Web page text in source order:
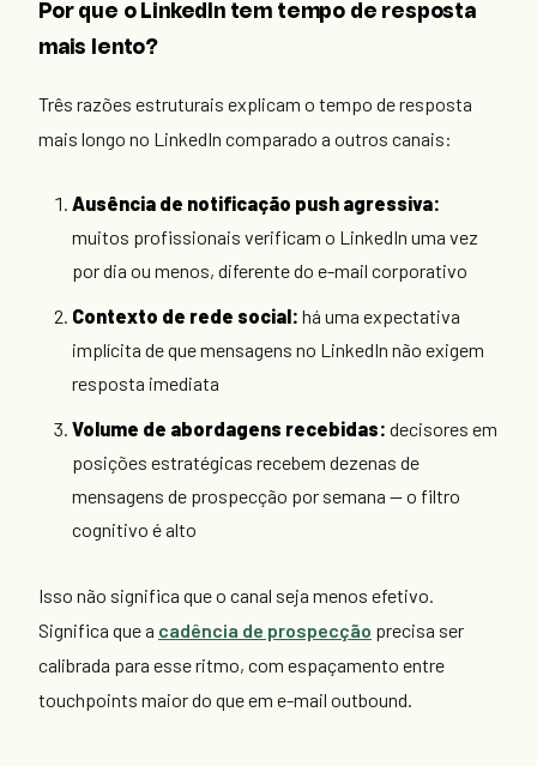
Por que o LinkedIn tem tempo de resposta
mais lento?
Três razões estruturais explicam o tempo de resposta
mais longo no LinkedIn comparado a outros canais:
Ausência de notificação push agressiva:
muitos profissionais verificam o LinkedIn uma vez
por dia ou menos, diferente do e-mail corporativo
Contexto de rede social: há uma expectativa
implícita de que mensagens no LinkedIn não exigem
resposta imediata
Volume de abordagens recebidas: decisores em
posições estratégicas recebem dezenas de
mensagens de prospecção por semana — o filtro
cognitivo é alto
Isso não significa que o canal seja menos efetivo.
Significa que a cadência de prospecção precisa ser
calibrada para esse ritmo, com espaçamento entre
touchpoints maior do que em e-mail outbound.